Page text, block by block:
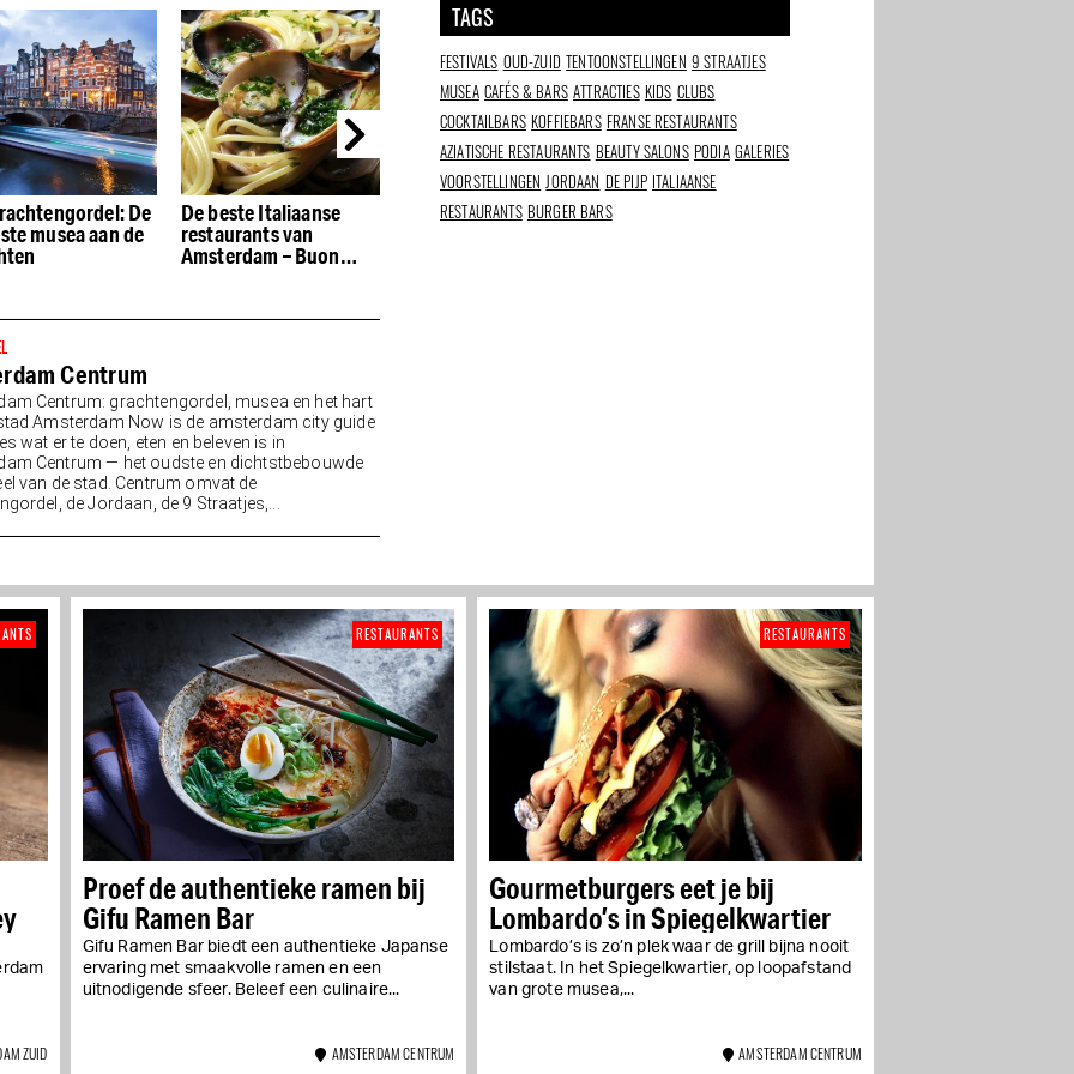
Italiaanse
van
– Buon
De beste restaurants in
de Houthavens
Beste beauty en
Centrum
Centrum: grachtengordel, musea en het hart
Amsterdam Now is de amsterdam city guide
wat er te doen, eten en beleven is in
Centrum — het oudste en dichtstbebouwde
van de stad. Centrum omvat de
de Jordaan, de 9 Straatjes,...
TAGS
FESTIVALS OUD-ZUID TENTOONSTELLINGEN 9 STRAATJES
MUSEA CAFÉS & BARS ATTRACTIES KIDS CLUBS
COCKTAILBARS KOFFIEBARS FRANSE RESTAURANTS
AZIATISCHE RESTAURANTS BEAUTY SALONS PODIA GALERIES
VOORSTELLINGEN JORDAAN DE PIJP ITALIAANSE
RESTAURANTS BURGER BARS
ZUID
Proef de authentieke ramen bij
Gifu Ramen Bar
Gifu Ramen Bar biedt een authentieke Japanse
ervaring met smaakvolle ramen en een
uitnodigende sfeer. Beleef een culinaire...
RESTAURANTS
AMSTERDAM CENTRUM
Gourmetburgers eet je bij
Lombardo’s in Spiegelkwartier
Lombardo’s is zo’n plek waar de grill bijna nooit
stilstaat. In het Spiegelkwartier, op loopafstand
van grote musea,...
RESTAURANTS
AMSTERDAM CENTRUM